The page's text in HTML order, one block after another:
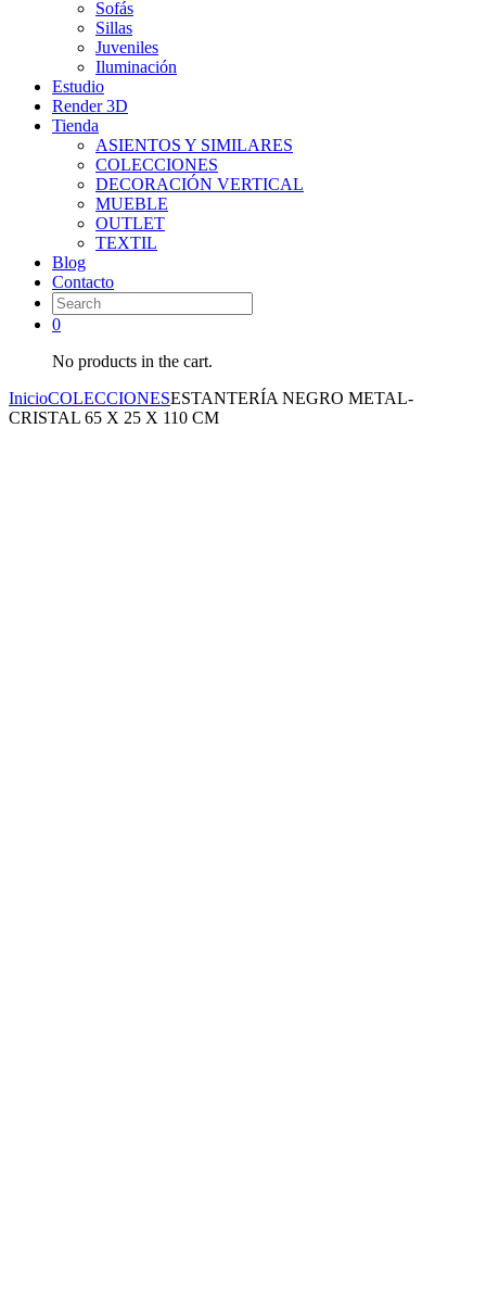
Sofás
Sillas
Juveniles
Iluminación
Estudio
Render 3D
Tienda
ASIENTOS Y SIMILARES
COLECCIONES
DECORACIÓN VERTICAL
MUEBLE
OUTLET
TEXTIL
Blog
Contacto
0
No products in the cart.
InicioCOLECCIONESESTANTERÍA NEGRO METAL-
CRISTAL 65 X 25 X 110 CM